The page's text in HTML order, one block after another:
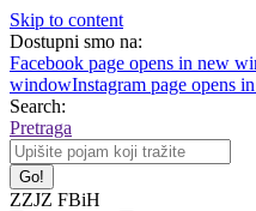
Skip to content
Dostupni smo na:
Facebook page opens in new
windowInstagram page opens
Search:
Pretraga
ZZJZ FBiH